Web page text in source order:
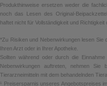
Produkthinweise ersetzen weder die
noch das Lesen des Original-
haftet nicht für Vollständigkeit und
*Zu Risiken und Nebenwirkungen lesen Sie
Ihren Arzt oder in Ihrer Apotheke.
Sollten während oder durch die
Nebenwirkungen auftreten, nehmen
Tierarzneimitteln mit dem behandelnden
¹ Preisersparnis unseres Angebotspreises